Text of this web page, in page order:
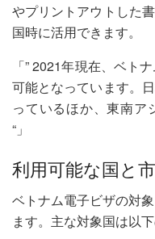
やプリントアウトした
国時に活用できます。
「” 2021年現在、ベト
可能となっています。
っているほか、東南ア
“」
利用可能な国と
ベトナム電子ビザの対
ます。主な対象国は以下